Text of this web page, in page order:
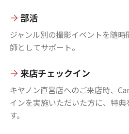
部活
ジャンル別の撮影イベントを随
師としてサポート。
来店チェックイン
キヤノン直営店へのご来店時、
インを実施いただいた方に、特
す。